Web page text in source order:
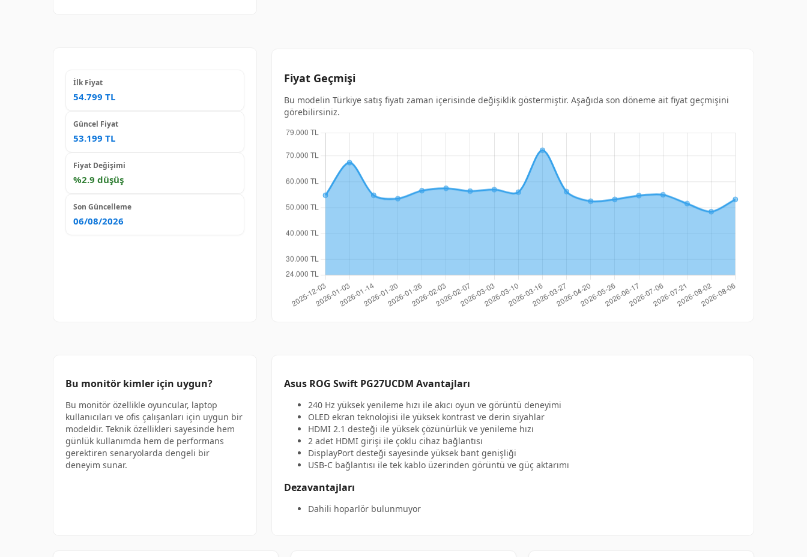
İlk Fiyat
54.799 TL
Güncel Fiyat
53.199 TL
Fiyat Değişimi
%2.9 düşüş
Son Güncelleme
06/08/2026
Fiyat Geçmişi
Bu modelin Türkiye satış fiyatı zaman içerisinde değişiklik göstermiştir. Aşağıda son döneme ait fiyat geçmişini
görebilirsiniz.
Bu monitör kimler için uygun?
Bu monitör özellikle oyuncular, laptop
kullanıcıları ve ofis çalışanları için uygun bir
modeldir. Teknik özellikleri sayesinde hem
günlük kullanımda hem de performans
gerektiren senaryolarda dengeli bir
deneyim sunar.
Asus ROG Swift PG27UCDM Avantajları
240 Hz yüksek yenileme hızı ile akıcı oyun ve görüntü deneyimi
OLED ekran teknolojisi ile yüksek kontrast ve derin siyahlar
HDMI 2.1 desteği ile yüksek çözünürlük ve yenileme hızı
2 adet HDMI girişi ile çoklu cihaz bağlantısı
DisplayPort desteği sayesinde yüksek bant genişliği
USB-C bağlantısı ile tek kablo üzerinden görüntü ve güç aktarımı
Dezavantajları
Dahili hoparlör bulunmuyor